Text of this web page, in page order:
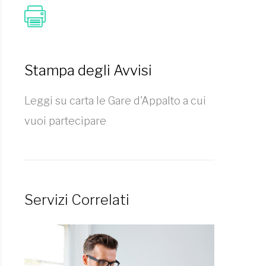
Stampa degli Avvisi
Leggi su carta le Gare d'Appalto a cui
vuoi partecipare
Servizi Correlati